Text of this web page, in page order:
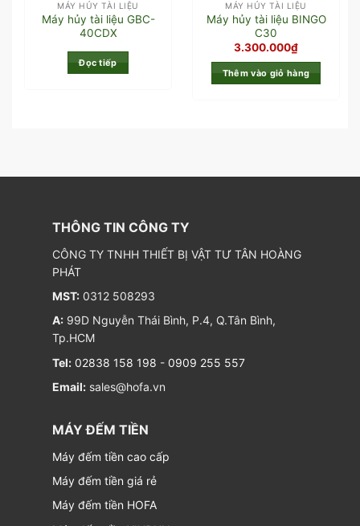
MÁY HỦY TÀI LIỆU
Máy hủy tài liệu GBC-
40CDX
Đọc tiếp
MÁY HỦY TÀI LIỆU
Máy hủy tài liệu BINGO
C30
3.300.000₫
Thêm vào giỏ hàng
THÔNG TIN CÔNG TY
CÔNG TY TNHH THIẾT BỊ VẬT TƯ TÂN HOÀNG
PHÁT
MST: 0312 508293
A: 99D Nguyễn Thái Bình, P.4, Q.Tân Bình,
Tp.HCM
Tel: 02838 158 198 - 0909 255 557
Email: sales@hofa.vn
MÁY ĐẾM TIỀN
Máy đếm tiền cao cấp
Máy đếm tiền giá rẻ
Máy đếm tiền HOFA